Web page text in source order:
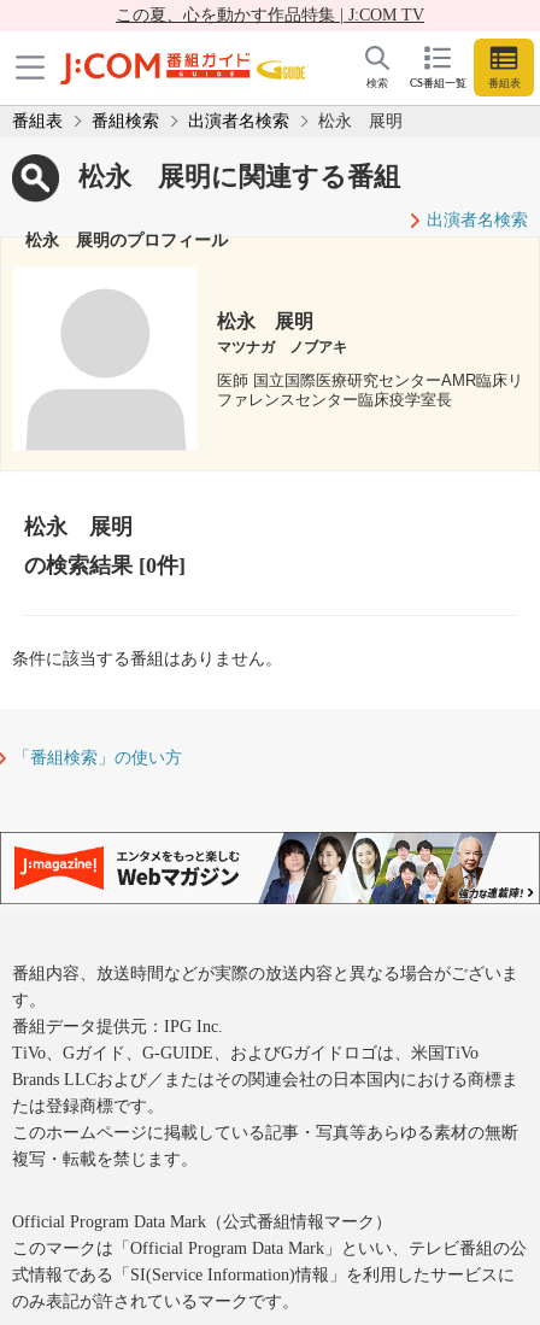
この夏、心を動かす作品特集 | J:COM TV
CS番組一覧 番組表
検索
番組表 番組検索 出演者名検索 松永 展明
松永 展明に関連する番組
出演者名検索
松永 展明のプロフィール
松永 展明
マツナガ ノブアキ
医師 国立国際医療研究センターAMR臨床リ
ファレンスセンター臨床疫学室長
松永 展明
の検索結果[0件]
条件に該当する番組はありません。
「番組検索」の使い方
番組内容、放送時間などが実際の放送内容と異なる場合がございま
す。
番組データ提供元：IPG Inc.
TiVo、Gガイド、G-GUIDE、およびGガイドロゴは、米国TiVo
Brands LLCおよび／またはその関連会社の日本国内における商標ま
たは登録商標です。
このホームページに掲載している記事・写真等あらゆる素材の無断
複写・転載を禁じます。
Official Program Data Mark（公式番組情報マーク）
このマークは「Official Program Data Mark」といい、テレビ番組の公
式情報である「SI(Service Information)情報」を利用したサービスに
のみ表記が許されているマークです。